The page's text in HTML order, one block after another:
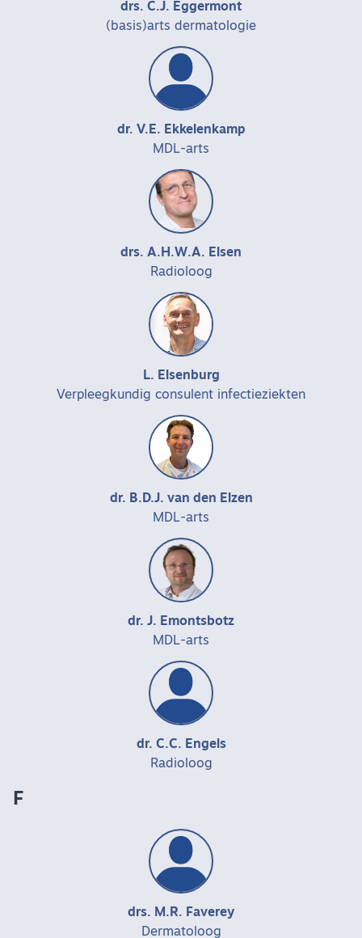
drs. C.J. Eggermont
(basis)arts dermatologie
dr. V.E. Ekkelenkamp
MDL-arts
drs. A.H.W.A. Elsen
Radioloog
L. Elsenburg
Verpleegkundig consulent infectieziekten
dr. B.D.J. van den Elzen
MDL-arts
dr. J. Emontsbotz
MDL-arts
dr. C.C. Engels
Radioloog
F
drs. M.R. Faverey
Dermatoloog